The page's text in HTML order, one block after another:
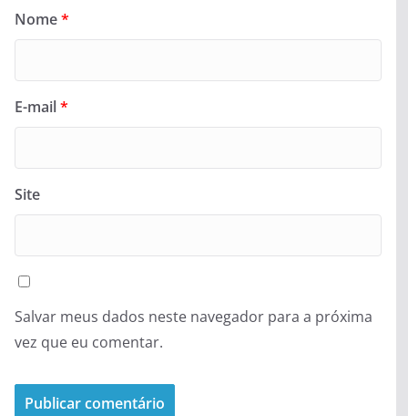
Nome*
E-mail*
Site
Salvar meus dados neste navegador para a próxima
vez que eu comentar.